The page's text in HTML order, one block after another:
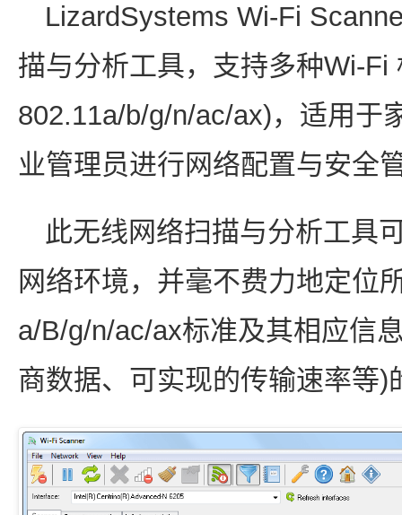
LizardSystems Wi-Fi
描与分析工具，支持多种Wi-Fi
802.11a/b/g/n/ac/ax)，适用于
业管理员进行网络配置与安全
此无线网络扫描与分析工具
网络环境，并毫不费力地定位
a/B/g/n/ac/ax标准及其相应信
商数据、可实现的传输速率等)